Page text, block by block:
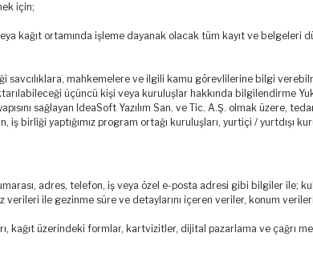
için;
kağıt ortamında işleme dayanak olacak tüm kayıt ve
savcılıklara, mahkemelere ve ilgili kamu görevlilerine bilgi
üçüncü kişi veya kuruluşlar hakkında bilgilendirme
sağlayan IdeaSoft Yazılım San. ve Tic. A.Ş. olmak üzere,
birliği yaptığımız program ortağı kuruluşları, yurtiçi / yurtdışı
adres, telefon, iş veya özel e-posta adresi gibi bilgiler ile;
ile gezinme süre ve detaylarını içeren veriler, konum
üzerindeki formlar, kartvizitler, dijital pazarlama ve çağrı